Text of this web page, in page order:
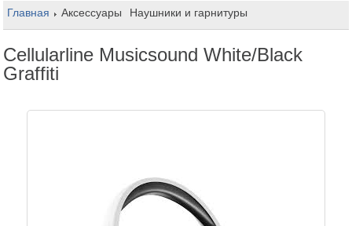
Главная Аксессуары Наушники и гарнитуры
Cellularline Musicsound White/Black
Graffiti